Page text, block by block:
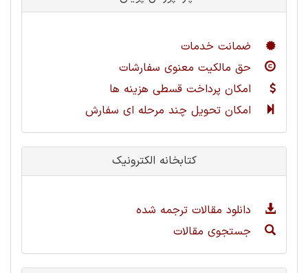
ضمانت خدمات
حق مالکیت معنوی سفارشات
امکان پرداخت قسطی هزینه ها
امکان تحویل چند مرحله ای سفارش
کتابخانه الکترونیک
دانلود مقالات ترجمه شده
جستجوی مقالات